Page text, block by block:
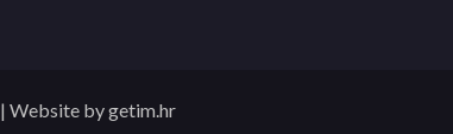
| Website bygetim.hr